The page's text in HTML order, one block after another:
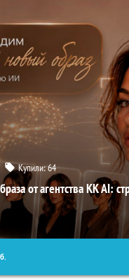
Купили:64
от агентства KK AI: